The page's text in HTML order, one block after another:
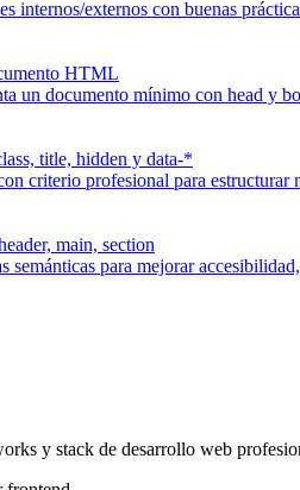
internos/externos con buenas
HTML
un documento mínimo con head y
title, hidden y data-*
criterio profesional para
main, section
semánticas para mejorar
y stack de desarrollo web